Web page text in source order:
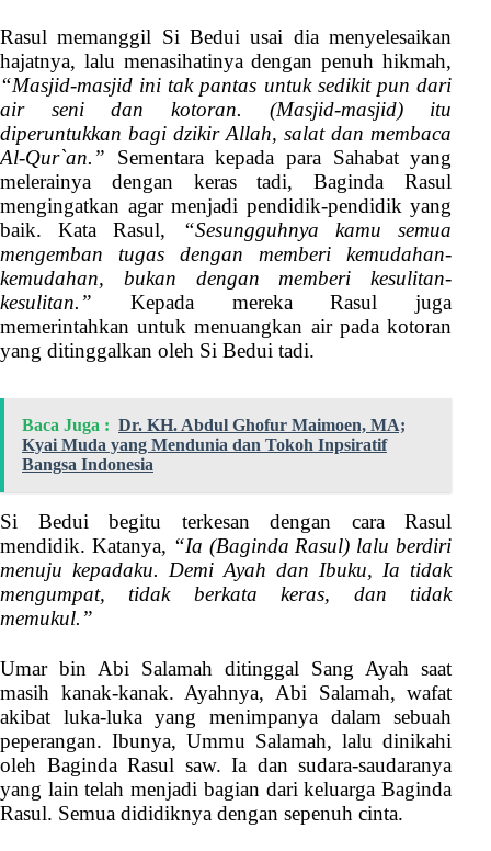
Rasul memanggil Si Bedui usai dia menyelesaikan
hajatnya, lalu menasihatinya dengan penuh hikmah,
“Masjid-masjid ini tak pantas untuk sedikit pun dari
air seni dan kotoran. (Masjid-masjid) itu
diperuntukkan bagi dzikir Allah, salat dan membaca
Al-Qur`an.” Sementara kepada para Sahabat yang
melerainya dengan keras tadi, Baginda Rasul
mengingatkan agar menjadi pendidik-pendidik yang
baik. Kata Rasul,
“Sesungguhnya kamu semua
mengemban tugas dengan memberi kemudahan-
kemudahan, bukan dengan memberi kesulitan-
kesulitan.” Kepada mereka Rasul juga
memerintahkan untuk menuangkan air pada kotoran
yang ditinggalkan oleh Si Bedui tadi.
Baca Juga : Dr. KH. Abdul Ghofur Maimoen, MA;
Kyai Muda yang Mendunia dan Tokoh Inpsiratif
Bangsa Indonesia
Si Bedui begitu terkesan dengan cara Rasul
mendidik. Katanya, “Ia (Baginda Rasul) lalu berdiri
menuju kepadaku. Demi Ayah dan Ibuku, Ia tidak
mengumpat, tidak berkata keras, dan tidak
memukul.”
Umar bin Abi Salamah ditinggal Sang Ayah saat
masih kanak-kanak. Ayahnya, Abi Salamah, wafat
akibat luka-luka yang menimpanya dalam sebuah
peperangan. Ibunya, Ummu Salamah, lalu dinikahi
oleh Baginda Rasul saw. Ia dan sudara-saudaranya
yang lain telah menjadi bagian dari keluarga Baginda
Rasul. Semua dididiknya dengan sepenuh cinta.